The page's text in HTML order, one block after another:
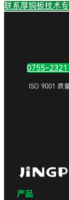
联系厚铜板技术
0755-2321
ISO 9001 质
产品